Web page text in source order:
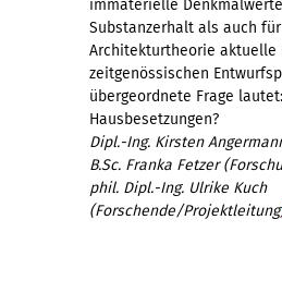
immaterielle
Substanzerhalt als auch
Architekturtheorie aktuelle
zeitgenössischen
übergeordnete Frage
Hausbesetzungen?
Dipl.-Ing. Kirsten
B.Sc. Franka Fetzer
phil. Dipl.-Ing. Ulrike Kuch
(Forschende/